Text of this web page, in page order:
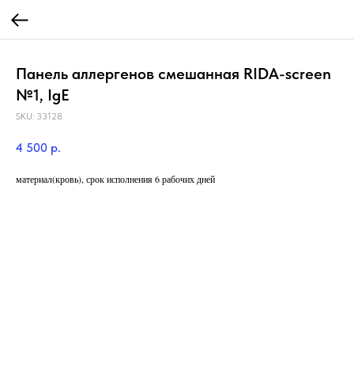
Панель аллергенов смешанная RIDA-screen
№1, IgE
SKU: 33128
4 500 р.
материал(кровь), срок исполнения 6 рабочих дней